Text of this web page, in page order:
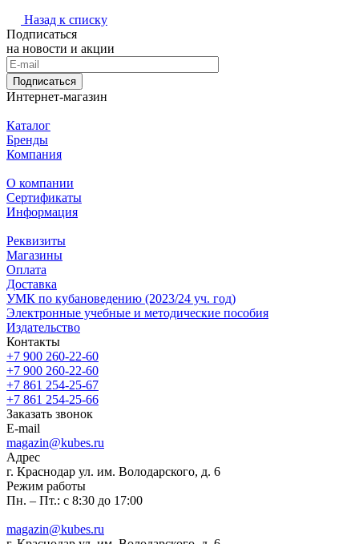
Назад к списку
Подписаться
на новости и акции
Подписаться
Интернет-магазин
Каталог
Бренды
Компания
О компании
Сертификаты
Информация
Реквизиты
Магазины
Oплата
Доставка
УМК по кубановедению (2023/24 уч. год)
Электронные учебные и методические пособия
Издательство
Контакты
+7 900 260-22-60
+7 900 260-22-60
+7 861 254-25-67
+7 861 254-25-66
Заказать звонок
E-mail
magazin@kubes.ru
Адрес
г. Краснодар ул. им. Володарского, д. 6
Режим работы
Пн. – Пт.: с 8:30 до 17:00
magazin@kubes.ru